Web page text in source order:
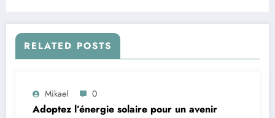
RELATED POSTS
Mikael 0
Adoptez l’énergie solaire pour un avenir